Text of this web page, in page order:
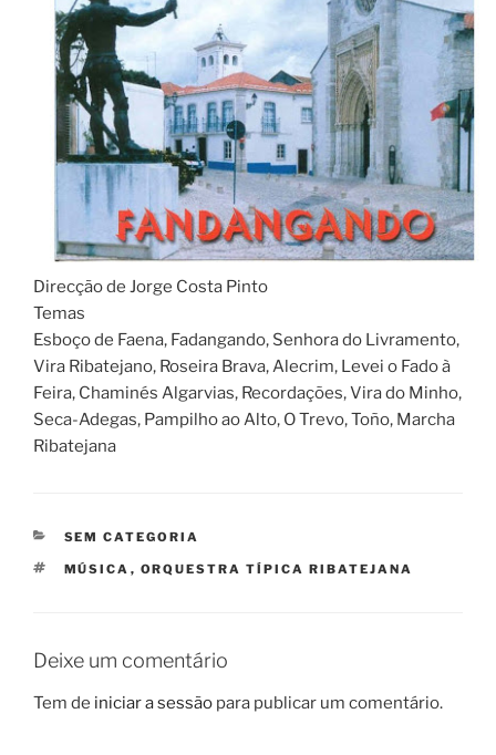
Direcção de Jorge Costa Pinto
Temas
Esboço de Faena, Fadangando, Senhora do Livramento,
Vira Ribatejano, Roseira Brava, Alecrim, Levei o Fado à
Feira, Chaminés Algarvias, Recordações, Vira do Minho,
Seca-Adegas, Pampilho ao Alto, O Trevo, Toño, Marcha
Ribatejana
CATEGORIAS
SEM CATEGORIA
ETIQUETAS
MÚSICA , ORQUESTRA TÍPICA RIBATEJANA
Deixe um comentário
Tem de iniciar a sessão para publicar um comentário.